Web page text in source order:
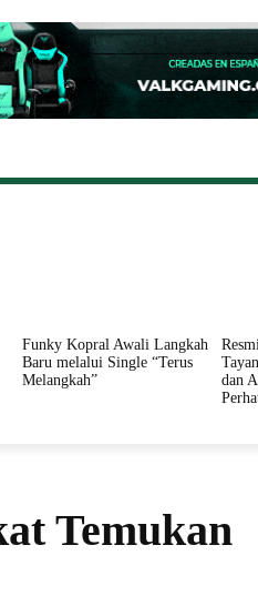
Funky Kopral Awali Langkah
Baru melalui Single “Terus
Melangkah”
dan
Temukan